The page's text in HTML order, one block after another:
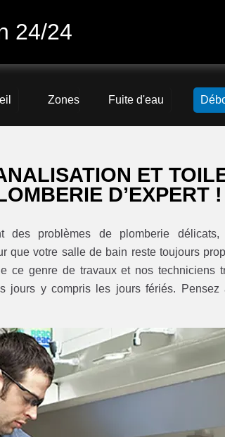
24/24
Zones Fuite d'eau
ET
D’EXPERT !
des problèmes de plomberie
que votre salle de bain reste toujours
ce genre de travaux et nos techniciens
jours y compris les jours fériés.